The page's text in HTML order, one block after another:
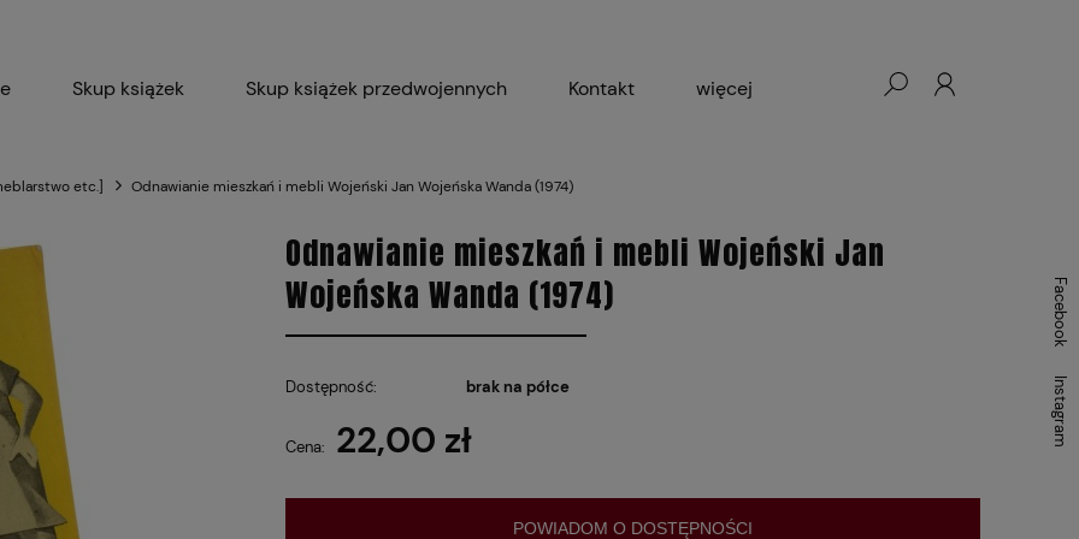
Skup książek Skup książek przedwojennych Kontakt więcej
etc.] Odnawianie mieszkań i mebli Wojeński Jan Wojeńska Wanda (1974)
Odnawianie mieszkań i mebli Wojeński Jan
Wojeńska Wanda (1974)
Dostępność: brak na półce
Cena: 22,00 zł
POWIADOM O DOSTĘPNOŚCI
Facebook
Instagram